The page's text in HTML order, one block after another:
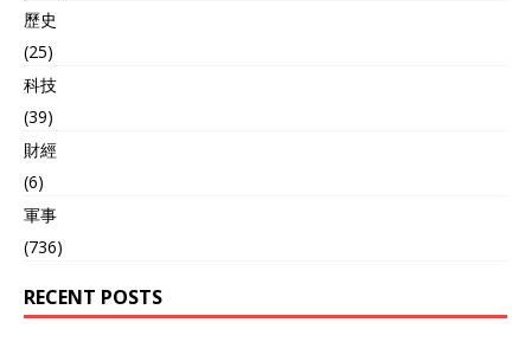
歷史
(25)
科技
(39)
財經
(6)
軍事
(736)
RECENT POSTS